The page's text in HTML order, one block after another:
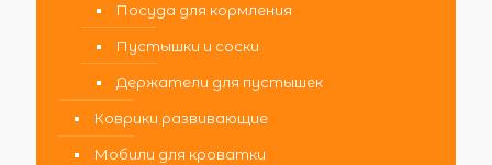
Посуда для кормления
Пустышки и соски
Держатели для пустышек
Коврики развивающие
Мобили для кроватки